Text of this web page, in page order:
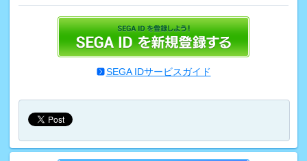
SEGA IDサービスガイド